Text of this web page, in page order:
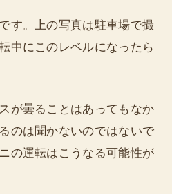
す。上の写真は駐車場で撮
中にこのレベルになったら
が曇ることはあってもなか
のは聞かないのではないで
の運転はこうなる可能性が